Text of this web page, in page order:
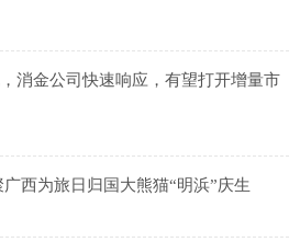
消金公司快速响应，有望打开增量市
西为旅日归国大熊猫“明浜”庆生